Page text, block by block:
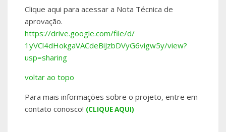
Clique aqui para acessar a Nota Técnica de
aprovação.
https://drive.google.com/file/d/
1yVCl4dHokgaVACdeBiJzbDVyG6vigw5y/view?
usp=sharing
voltar ao topo
Para mais informações sobre o projeto, entre em
contato conosco! (CLIQUE AQUI)